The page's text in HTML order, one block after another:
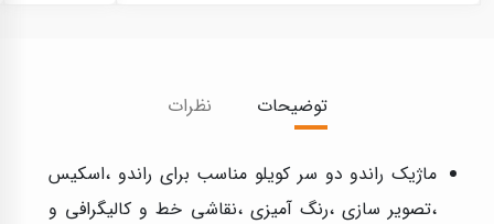
توضیحات نظرات
ماژیک راندو دو سر کویلو مناسب برای راندو ،اسکیس
،تصویر سازی ،رنگ آمیزی ،نقاشی خط و کالیگرافی و